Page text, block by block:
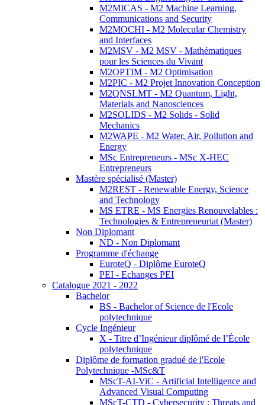
M2MICAS - M2 Machine Learning,
Communications and Security
M2MOCHI - M2 Molecular Chemistry
and Interfaces
M2MSV - M2 MSV - Mathématiques
pour les Sciences du Vivant
M2OPTIM - M2 Optimisation
M2PIC - M2 Projet Innovation Conception
M2QNSLMT - M2 Quantum, Light,
Materials and Nanosciences
M2SOLIDS - M2 Solids - Solid
Mechanics
M2WAPE - M2 Water, Air, Pollution and
Energy
MSc Entrepreneurs - MSc X-HEC
Entrepreneurs
Mastère spécialisé (Master)
M2REST - Renewable Energy, Science
and Technology
MS ETRE - MS Energies Renouvelables :
Technologies & Entrepreneuriat (Master)
Non Diplomant
ND - Non Diplomant
Programme d'échange
EuroteQ - Diplôme EuroteQ
PEI - Echanges PEI
Catalogue 2021 - 2022
Bachelor
BS - Bachelor of Science de l'Ecole
polytechnique
Cycle Ingénieur
X - Titre d’Ingénieur diplômé de l’École
polytechnique
Diplôme de formation gradué de l'Ecole
Polytechnique -MSc&T
MScT-AI-ViC - Artificial Intelligence and
Advanced Visual Computing
MScT-CTD - Cybersecurity : Threats and